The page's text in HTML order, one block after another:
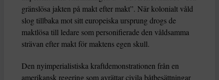
gränslösa jakten på makt efter makt”. När kolonialt våld
slog tillbaka mot sitt europeiska ursprung drogs de
maktlösa till ledare som personifierade den våldsamma
strävan efter makt för maktens egen skull.
Den nyimperialistiska kraftdemonstrationen från en
amerikansk regering som avrättar civila båtbesättningar